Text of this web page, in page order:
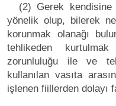
(2) Gerek
yönelik olup, bilerek
korunmak olanağı
tehlikeden
zorunluluğu ile ve
kullanılan vasıta
işlenen fiillerden dolayı